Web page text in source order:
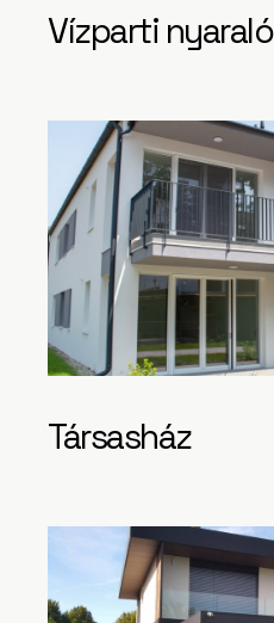
Vízparti nyaraló
Társasház